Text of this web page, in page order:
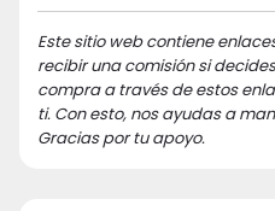
Este sitio web contiene
recibir una comisión si
compra a través de estos
ti. Con esto, nos ayudas a
Gracias por tu apoyo.